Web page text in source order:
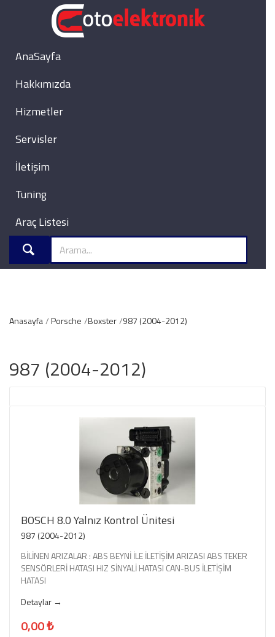
AnaSayfa
Hakkımızda
Hizmetler
Servisler
İletişim
Tuning
Araç Listesi
Anasayfa Porsche Boxster 987 (2004-2012)
987 (2004-2012)
BOSCH 8.0 Yalnız Kontrol Ünitesi
987 (2004-2012)
BİLİNEN ARIZALAR : ABS BEYNİ İLE İLETİŞİM ARIZASI ABS TEKER
SENSÖRLERİ HATASI HIZ SİNYALİ HATASI CAN-BUS İLETİŞİM
HATASI
Detaylar →
0,00 ₺